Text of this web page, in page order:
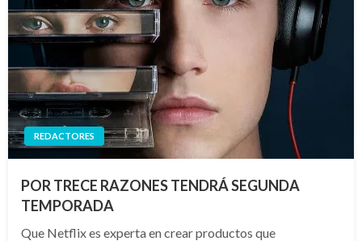
REDACTORES
POR TRECE RAZONES TENDRÁ SEGUNDA
TEMPORADA
Que Netflix es experta en crear productos que